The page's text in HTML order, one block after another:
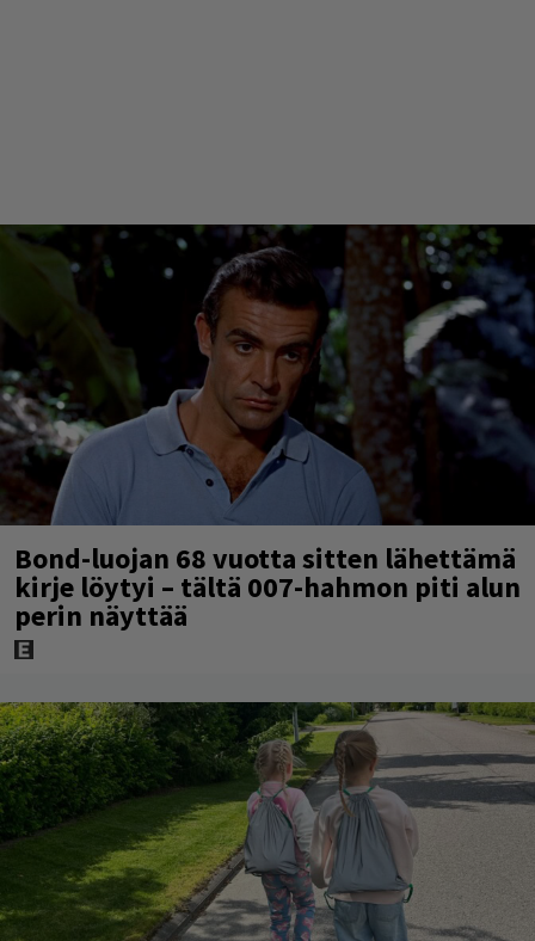
Bond-luojan 68 vuotta sitten lähettämä
kirje löytyi – tältä 007-hahmon piti alun
perin näyttää